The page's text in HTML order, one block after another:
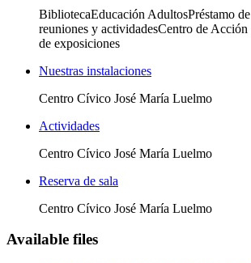
BibliotecaEducación AdultosPréstamo de
reuniones y actividadesCentro de
de exposiciones
Nuestras instalaciones
Centro Cívico José María Luelmo
Actividades
Centro Cívico José María Luelmo
Reserva de sala
Centro Cívico José María Luelmo
Available files